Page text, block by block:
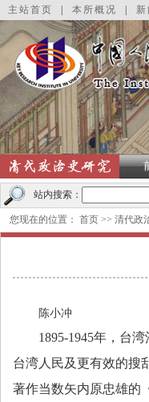
主站首页 本所概况
站内搜索：
您现在的位置： 首页 >> 清代政
陈小冲
1895-1945年，台湾
台湾人民及更有效的搜
著作当数矢内原忠雄的